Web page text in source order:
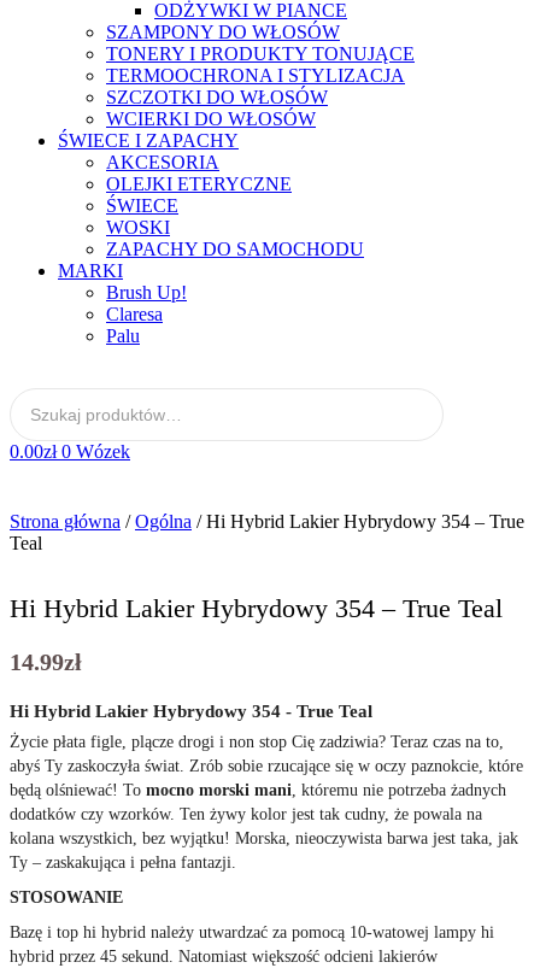
ODŻYWKI W PIANCE
SZAMPONY DO WŁOSÓW
TONERY I PRODUKTY TONUJĄCE
TERMOOCHRONA I STYLIZACJA
SZCZOTKI DO WŁOSÓW
WCIERKI DO WŁOSÓW
ŚWIECE I ZAPACHY
AKCESORIA
OLEJKI ETERYCZNE
ŚWIECE
WOSKI
ZAPACHY DO SAMOCHODU
MARKI
Brush Up!
Claresa
Palu
0.00zł 0 Wózek
Strona główna /Ogólna / Hi Hybrid Lakier Hybrydowy 354 – True
Teal
Hi Hybrid Lakier Hybrydowy 354 – True Teal
14.99zł
Hi Hybrid Lakier Hybrydowy 354 - True Teal
Życie płata figle, plącze drogi i non stop Cię zadziwia? Teraz czas na to,
abyś Ty zaskoczyła świat. Zrób sobie rzucające się w oczy paznokcie, które
będą olśniewać! To mocno morski mani, któremu nie potrzeba żadnych
dodatków czy wzorków. Ten żywy kolor jest tak cudny, że powala na
kolana wszystkich, bez wyjątku! Morska, nieoczywista barwa jest taka, jak
Ty – zaskakująca i pełna fantazji.
STOSOWANIE
Bazę i top hi hybrid należy utwardzać za pomocą 10-watowej lampy hi
hybrid przez 45 sekund. Natomiast większość odcieni lakierów